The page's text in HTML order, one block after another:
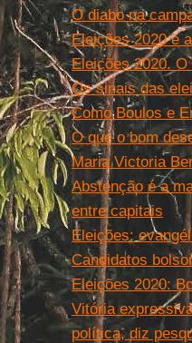
O diabo na
Eleições 2020 e
Eleições 2020.
Os sinais das
Como Boulos e
O que o bom
Maria Victoria
Abstenção é a
entre capitais
Eleições:
Candidatos
Eleições 2020:
Vitória
política, diz